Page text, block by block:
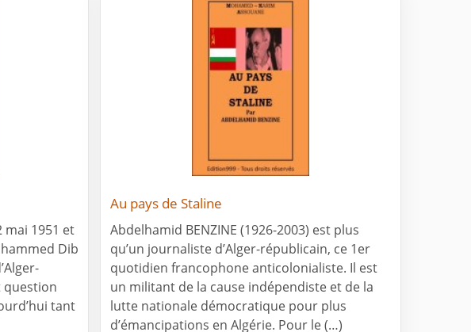
1951 et
Dib
question
tant
Au pays de Staline
Abdelhamid BENZINE (1926-2003) est plus
qu’un journaliste d’Alger-républicain, ce 1er
quotidien francophone anticolonialiste. Il est
un militant de la cause indépendiste et de la
lutte nationale démocratique pour plus
d’émancipations en Algérie. Pour le (…)